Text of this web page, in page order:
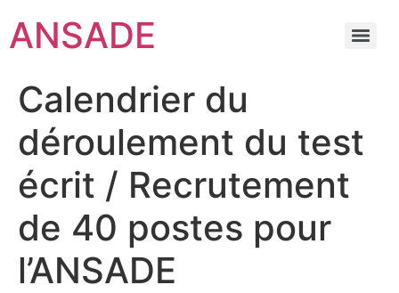
ANSADE
Calendrier du
déroulement du test
écrit / Recrutement
de 40 postes pour
l’ANSADE